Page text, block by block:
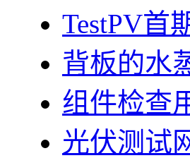
TestPV首
背板的水
组件检查
光伏测试